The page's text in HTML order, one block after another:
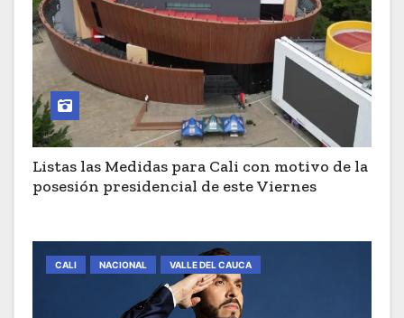
Listas las Medidas para Cali con motivo de la
posesión presidencial de este Viernes
CALI NACIONAL VALLE DEL CAUCA